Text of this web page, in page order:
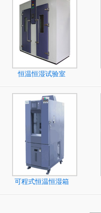
恒温恒湿试验室
可程式恒温恒湿箱